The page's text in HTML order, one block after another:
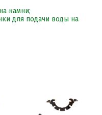
камни;
для подачи воды на